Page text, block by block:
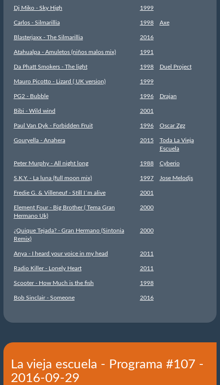
Dj Miko - Sky High 1999
Carlos - Silmarillia 1998 Axe
Blasterjaxx - The Silmarillia 2016
Atahualpa - Amuletos (niños malos mix) 1991
Da Phatt Smokers - The light 1998 Duel Project
Mauro Picotto - Lizard ( UK version) 1999
PG2 - Bubble 1996 Drajan
Bibi - Wild wind 2001
Paul Van Dyk - Forbidden Fruit 1996 Oscar Zgz
Gouryella - Anahera 2015
Toda La Vieja
Escuela
Peter Murphy - All night long 1988 Cyberio
S.K.Y. - La luna (full moon mix) 1997 Jose Melodjs
Fredie G. & Villeneuf - Still I´m alive 2001
Element Four - Big Brother ( Tema Gran
Hermano Uk)
2000
¿Quique Tejada? - Gran Hermano (Sintonia
Remix)
2000
Anya - I heard your voice in my head 2011
Radio Killer - Lonely Heart 2011
Scooter - How Much is the fish 1998
Bob Sinclair - Someone 2016
La vieja escuela - Programa #107 -
2016-09-29